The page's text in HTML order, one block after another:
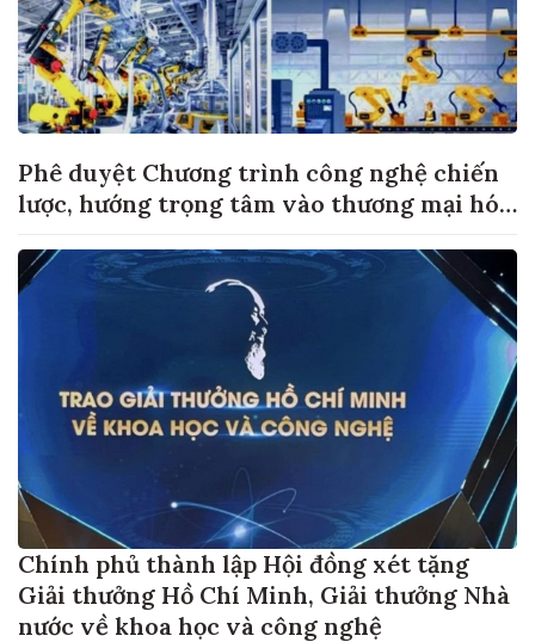
Phê duyệt Chương trình công nghệ chiến
lược, hướng trọng tâm vào thương mại hóa
Chính phủ thành lập Hội đồng xét tặng
Giải thưởng Hồ Chí Minh, Giải thưởng Nhà
nước về khoa học và công nghệ